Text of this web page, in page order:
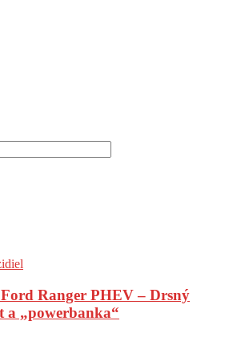
Ranger PHEV – Drsný
a „powerbanka“